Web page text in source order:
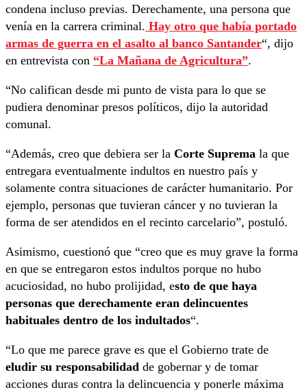
condena incluso previas. Derechamente, una persona que
venía en la carrera criminal. Hay otro que había portado
armas de guerra en el asalto al banco Santander“, dijo
en entrevista con “La Mañana de Agricultura”.
“No califican desde mi punto de vista para lo que se
pudiera denominar presos políticos, dijo la autoridad
comunal.
“Además, creo que debiera ser la Corte Suprema la que
entregara eventualmente indultos en nuestro país y
solamente contra situaciones de carácter humanitario. Por
ejemplo, personas que tuvieran cáncer y no tuvieran la
forma de ser atendidos en el recinto carcelario”, postuló.
Asimismo, cuestionó que “creo que es muy grave la forma
en que se entregaron estos indultos porque no hubo
acuciosidad, no hubo prolijidad, esto de que haya
personas que derechamente eran delincuentes
habituales dentro de los indultados“.
“Lo que me parece grave es que el Gobierno trate de
eludir su responsabilidad de gobernar y de tomar
acciones duras contra la delincuencia y ponerle máxima